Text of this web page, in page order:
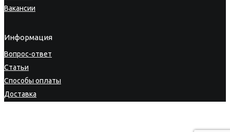
Вакансии
Информация
Вопрос-ответ
Статьи
Способы оплаты
Доставка